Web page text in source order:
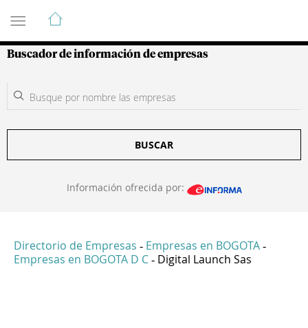
Guía de Empresas Colombianas
Buscador de información de empresas
BUSCAR
Información ofrecida por:
Directorio de Empresas - Empresas en BOGOTA -
Empresas en BOGOTA D C - Digital Launch Sas